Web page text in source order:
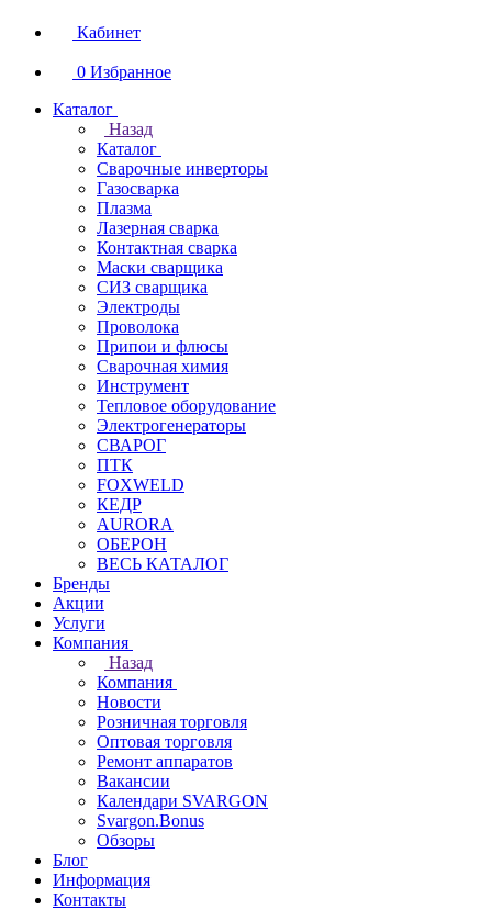
Кабинет
0 Избранное
Каталог
Назад
Каталог
Сварочные инверторы
Газосварка
Плазма
Лазерная сварка
Контактная сварка
Маски сварщика
СИЗ сварщика
Электроды
Проволока
Припои и флюсы
Сварочная химия
Инструмент
Тепловое оборудование
Электрогенераторы
СВАРОГ
ПТК
FOXWELD
КЕДР
AURORA
ОБЕРОН
ВЕСЬ КАТАЛОГ
Бренды
Акции
Услуги
Компания
Назад
Компания
Новости
Розничная торговля
Оптовая торговля
Ремонт аппаратов
Вакансии
Календари SVARGON
Svargon.Bonus
Обзоры
Блог
Информация
Контакты